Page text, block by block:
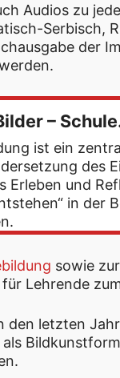
Audios zu
Serbisch,
der
–
ist ein
des
Erleben und
in der
sowie zur
Lehrende
den letzten